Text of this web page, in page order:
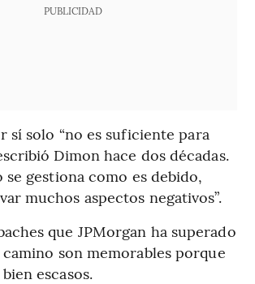
PUBLICIDAD
sí solo “no es suficiente para
Dimon hace dos décadas.
se gestiona como es debido,
muchos aspectos negativos”.
que JPMorgan ha superado
son memorables porque
escasos.